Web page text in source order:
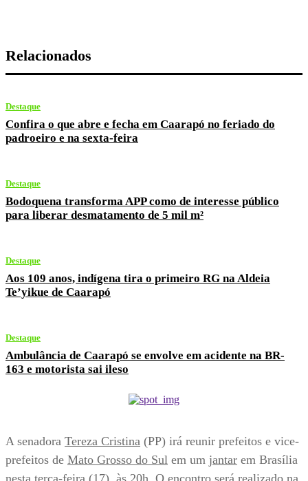
Relacionados
Destaque
Confira o que abre e fecha em Caarapó no feriado do
padroeiro e na sexta-feira
Destaque
Bodoquena transforma APP como de interesse público
para liberar desmatamento de 5 mil m²
Destaque
Aos 109 anos, indígena tira o primeiro RG na Aldeia
Te’yikue de Caarapó
Destaque
Ambulância de Caarapó se envolve em acidente na BR-
163 e motorista sai ileso
A senadora Tereza Cristina (PP) irá reunir prefeitos e vice-
prefeitos de Mato Grosso do Sul em um jantar em Brasília
nesta terça-feira (17), às 20h. O encontro será realizado na